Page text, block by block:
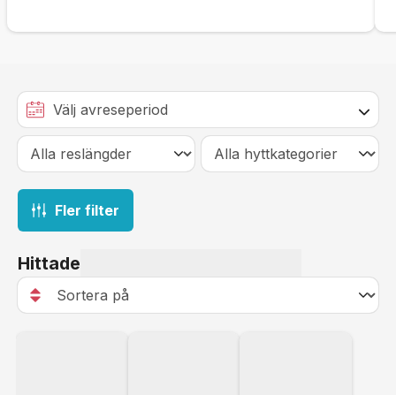
Fler filter
Hittade